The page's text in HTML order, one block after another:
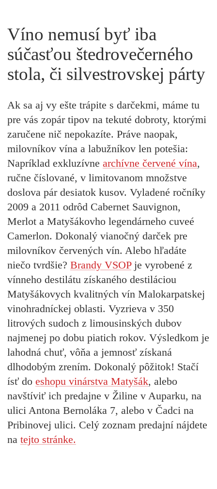
Víno nemusí byť iba
súčasťou štedrovečerného
stola, či silvestrovskej párty
Ak sa aj vy ešte trápite s darčekmi, máme tu
pre vás zopár tipov na tekuté dobroty, ktorými
zaručene nič nepokazíte. Práve naopak,
milovníkov vína a labužníkov len potešia:
Napríklad exkluzívne archívne červené vína,
ručne číslované, v limitovanom množstve
doslova pár desiatok kusov. Vyladené ročníky
2009 a 2011 odrôd Cabernet Sauvignon,
Merlot a Matyšákovho legendárneho cuveé
Camerlon. Dokonalý vianočný darček pre
milovníkov červených vín. Alebo hľadáte
niečo tvrdšie? Brandy VSOPje vyrobené z
vínneho destilátu získaného destiláciou
Matyšákovych kvalitných vín Malokarpatskej
vinohradníckej oblasti. Vyzrieva v 350
litrových sudoch z limousinských dubov
najmenej po dobu piatich rokov. Výsledkom je
lahodná chuť, vôňa a jemnosť získaná
dlhodobým zrením. Dokonalý pôžitok! Stačí
ísť do eshopu vinárstva Matyšák, alebo
navštíviť ich predajne v Žiline v Auparku, na
ulici Antona Bernoláka 7, alebo v Čadci na
Pribinovej ulici. Celý zoznam predajní nájdete
na tejto stránke.